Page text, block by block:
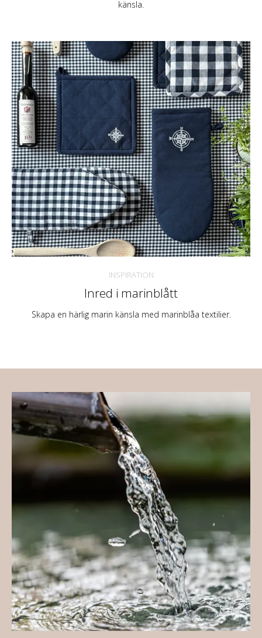
känsla.
INSPIRATION
Inred i marinblått
Skapa en härlig marin känsla med marinblåa textilier.